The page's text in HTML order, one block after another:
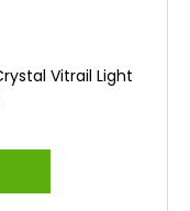
Vitrail Light